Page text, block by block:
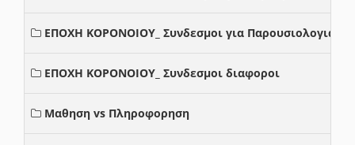
ΕΠΟΧΗ ΚΟΡΟΝΟΙΟΥ_ Συνδεσμοι για Παρουσιολογια
ΕΠΟΧΗ ΚΟΡΟΝΟΙΟΥ_ Συνδεσμοι διαφοροι
Μαθηση vs Πληροφορηση